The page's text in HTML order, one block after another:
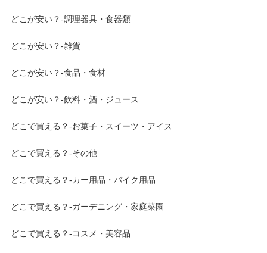
どこが安い？-調理器具・食器類
どこが安い？-雑貨
どこが安い？-食品・食材
どこが安い？-飲料・酒・ジュース
どこで買える？-お菓子・スイーツ・アイス
どこで買える？-その他
どこで買える？-カー用品・バイク用品
どこで買える？-ガーデニング・家庭菜園
どこで買える？-コスメ・美容品